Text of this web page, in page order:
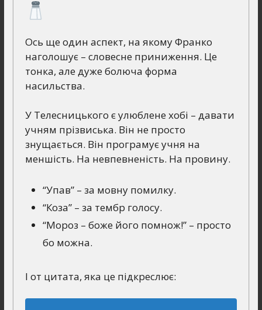
Ось ще один аспект, на якому Франко
наголошує – словесне приниження. Це
тонка, але дуже болюча форма
насильства.
У Телесницького є улюблене хобі – давати
учням прізвиська. Він не просто
знущається. Він програмує учня на
меншість. На невпевненість. На провину.
“Упав” – за мовну помилку.
“Коза” – за тембр голосу.
“Мороз – боже його помнож!” – просто
бо можна.
І от цитата, яка це підкреслює: